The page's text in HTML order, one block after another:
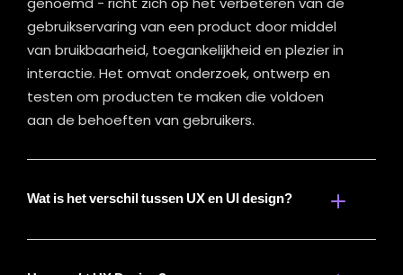
gebruikservaring van een product door middel
van bruikbaarheid, toegankelijkheid en plezier in
interactie. Het omvat onderzoek, ontwerp en
testen om producten te maken die voldoen
aan de behoeften van gebruikers.
Wat is het verschil tussen UX en UI design?